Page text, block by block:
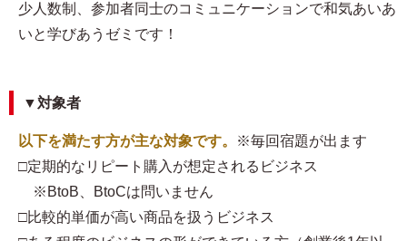
少人数制、参加者同士のコミュニケーションで和気あいあ
いと学びあうゼミです！
▼対象者
以下を満たす方が主な対象です。
※毎回宿題が出ます
□定期的なリピート購入が想定されるビジネス
※BtoB、BtoCは問いません
□比較的単価が高い商品を扱うビジネス